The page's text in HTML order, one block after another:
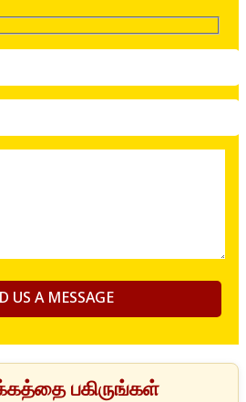
பகிருங்கள்